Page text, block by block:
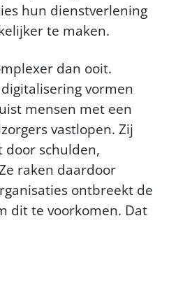
hun dienstverlening
te maken.
dan ooit.
vormen
mensen met een
vastlopen. Zij
door schulden,
raken daardoor
ontbreekt de
dit te voorkomen. Dat